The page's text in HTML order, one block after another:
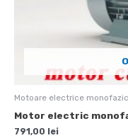
Motoare electrice
Motor electric
791,00 lei